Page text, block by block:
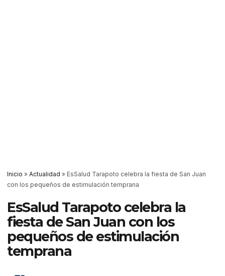
Inicio » Actualidad » EsSalud Tarapoto celebra la fiesta de San Juan
con los pequeños de estimulación temprana
EsSalud Tarapoto celebra la
fiesta de San Juan con los
pequeños de estimulación
temprana